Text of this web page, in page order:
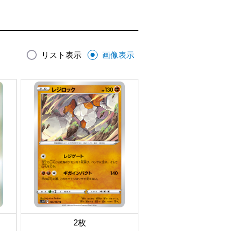
リスト表示 画像表示
2枚